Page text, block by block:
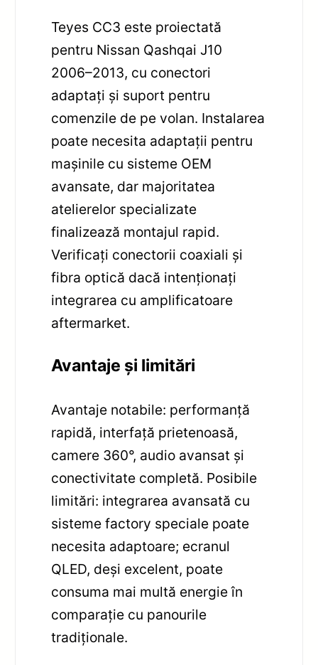
Teyes CC3 este proiectată
pentru Nissan Qashqai J10
2006–2013, cu conectori
adaptați și suport pentru
comenzile de pe volan. Instalarea
poate necesita adaptații pentru
mașinile cu sisteme OEM
avansate, dar majoritatea
atelierelor specializate
finalizează montajul rapid.
Verificați conectorii coaxiali și
fibra optică dacă intenționați
integrarea cu amplificatoare
aftermarket.
Avantaje și limitări
Avantaje notabile: performanță
rapidă, interfață prietenoasă,
camere 360°, audio avansat și
conectivitate completă. Posibile
limitări: integrarea avansată cu
sisteme factory speciale poate
necesita adaptoare; ecranul
QLED, deși excelent, poate
consuma mai multă energie în
comparație cu panourile
tradiționale.